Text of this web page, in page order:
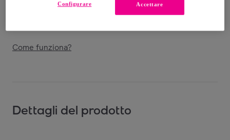
Come funziona?
Dettagli del prodotto
Accettare
Configurare